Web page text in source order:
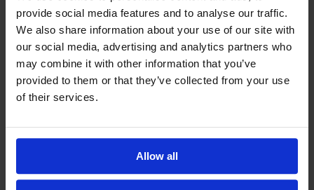
provide social media features and to analyse our traffic.
We also share information about your use of our site with
our social media, advertising and analytics partners who
may combine it with other information that you’ve
provided to them or that they’ve collected from your use
of their services.
Allow all
Zamówienia złożone do godziny 15:00w dni
robocze wysyłamy tego samego dnia.
INPOST / PACZKOMATY INPOST
Zamówienia złożone do godziny18:00w dni